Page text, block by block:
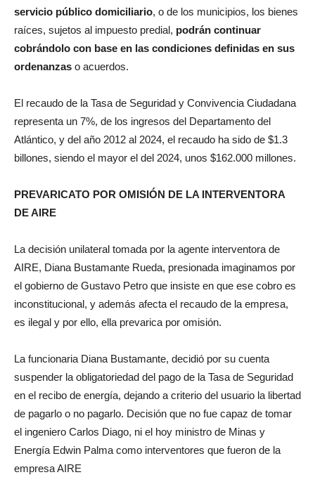
servicio público domiciliario, o de los municipios, los bienes
raíces, sujetos al impuesto predial, podrán continuar
cobrándolo con base en las condiciones definidas en sus
ordenanzas o acuerdos.
El recaudo de la Tasa de Seguridad y Convivencia Ciudadana
representa un 7%, de los ingresos del Departamento del
Atlántico, y del año 2012 al 2024, el recaudo ha sido de $1.3
billones, siendo el mayor el del 2024, unos $162.000 millones.
PREVARICATO POR OMISIÓN DE LA INTERVENTORA
DE AIRE
La decisión unilateral tomada por la agente interventora de
AIRE, Diana Bustamante Rueda, presionada imaginamos por
el gobierno de Gustavo Petro que insiste en que ese cobro es
inconstitucional, y además afecta el recaudo de la empresa,
es ilegal y por ello, ella prevarica por omisión.
La funcionaria Diana Bustamante, decidió por su cuenta
suspender la obligatoriedad del pago de la Tasa de Seguridad
en el recibo de energía, dejando a criterio del usuario la libertad
de pagarlo o no pagarlo. Decisión que no fue capaz de tomar
el ingeniero Carlos Diago, ni el hoy ministro de Minas y
Energía Edwin Palma como interventores que fueron de la
empresa AIRE